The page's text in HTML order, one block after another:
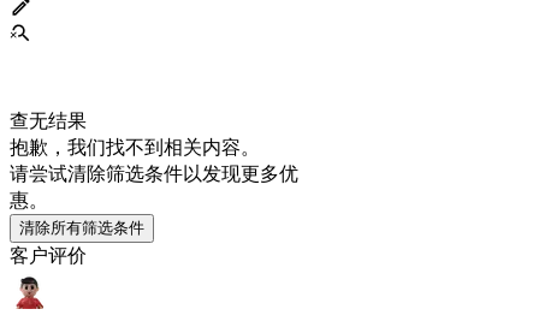
查无结果
抱歉，我们找不到相关内容。
请尝试清除筛选条件以发现更多优
惠。
清除所有筛选条件
客户评价